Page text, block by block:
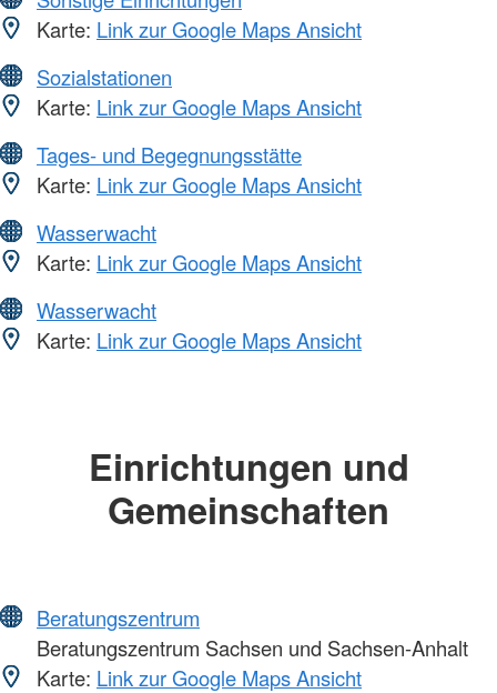
Karte: Link zur Google Maps Ansicht
Sozialstationen
Karte: Link zur Google Maps Ansicht
Tages- und Begegnungsstätte
Karte: Link zur Google Maps Ansicht
Wasserwacht
Karte: Link zur Google Maps Ansicht
Wasserwacht
Karte: Link zur Google Maps Ansicht
Einrichtungen und
Gemeinschaften
Beratungszentrum
Beratungszentrum Sachsen und Sachsen-Anhalt
Karte: Link zur Google Maps Ansicht